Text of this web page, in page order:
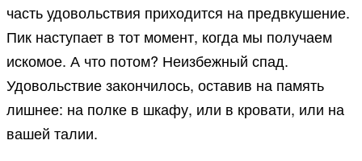
часть удовольствия приходится на предвкушение.
Пик наступает в тот момент, когда мы получаем
искомое. А что потом? Неизбежный спад.
Удовольствие закончилось, оставив на память
лишнее: на полке в шкафу, или в кровати, или на
вашей талии.